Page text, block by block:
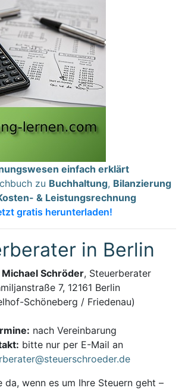
einfach erklärt
zu Buchhaltung, Bilanzierung
& Leistungsrechnung
gratis herunterladen!
in Berlin
Schröder, Steuerberater
7, 12161 Berlin
Schöneberg / Friedenau)
nach Vereinbarung
bitte nur per E-Mail an
da, wenn es um Ihre Steuern geht –